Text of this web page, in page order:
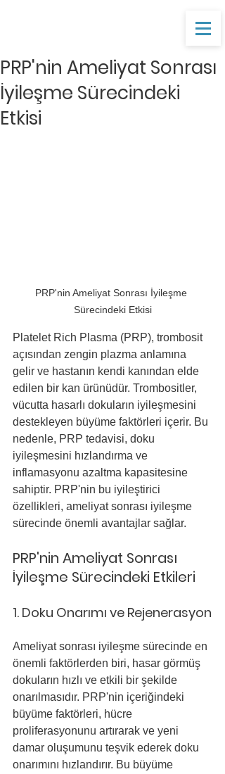
PRP'nin Ameliyat Sonrası
İyileşme Sürecindeki
Etkisi
PRP'nin Ameliyat Sonrası İyileşme
Sürecindeki Etkisi
Platelet Rich Plasma (PRP), trombosit
açısından zengin plazma anlamına
gelir ve hastanın kendi kanından elde
edilen bir kan ürünüdür. Trombositler,
vücutta hasarlı dokuların iyileşmesini
destekleyen büyüme faktörleri içerir. Bu
nedenle, PRP tedavisi, doku
iyileşmesini hızlandırma ve
inflamasyonu azaltma kapasitesine
sahiptir. PRP'nin bu iyileştirici
özellikleri, ameliyat sonrası iyileşme
sürecinde önemli avantajlar sağlar.
PRP'nin Ameliyat Sonrası
İyileşme Sürecindeki Etkileri
1. Doku Onarımı ve Rejenerasyon
Ameliyat sonrası iyileşme sürecinde en
önemli faktörlerden biri, hasar görmüş
dokuların hızlı ve etkili bir şekilde
onarılmasıdır. PRP'nin içeriğindeki
büyüme faktörleri, hücre
proliferasyonunu artırarak ve yeni
damar oluşumunu teşvik ederek doku
onarımını hızlandırır. Bu büyüme